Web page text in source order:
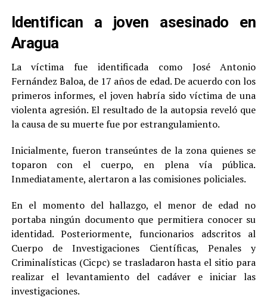
Identifican a joven asesinado en
Aragua
La víctima fue identificada como José Antonio
Fernández Baloa, de 17 años de edad. De acuerdo con los
primeros informes, el joven habría sido víctima de una
violenta agresión. El resultado de la autopsia reveló que
la causa de su muerte fue por estrangulamiento.
Inicialmente, fueron transeúntes de la zona quienes se
toparon con el cuerpo, en plena vía pública.
Inmediatamente, alertaron a las comisiones policiales.
En el momento del hallazgo, el menor de edad no
portaba ningún documento que permitiera conocer su
identidad. Posteriormente, funcionarios adscritos al
Cuerpo de Investigaciones Científicas, Penales y
Criminalísticas (Cicpc) se trasladaron hasta el sitio para
realizar el levantamiento del cadáver e iniciar las
investigaciones.